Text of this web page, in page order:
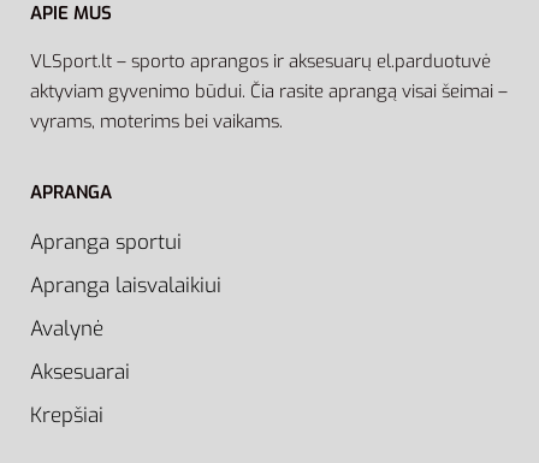
APIE MUS
VLSport.lt – sporto aprangos ir aksesuarų el.parduotuvė
aktyviam gyvenimo būdui. Čia rasite aprangą visai šeimai –
vyrams, moterims bei vaikams.
APRANGA
Apranga sportui
Apranga laisvalaikiui
Avalynė
Aksesuarai
Krepšiai